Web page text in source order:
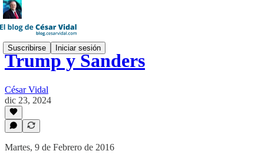
Suscribirse Iniciar sesión
Trump y Sanders
César Vidal
dic 23, 2024
Martes, 9 de Febrero de 2016